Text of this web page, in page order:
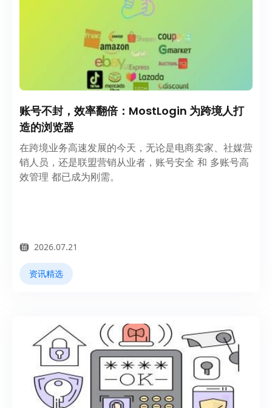
账号不封，效率翻倍：MostLogin 为跨境人打
造的浏览器
在跨境业务高速发展的今天，无论是电商卖家、社媒营
销人员，还是联盟营销从业者，账号安全 和 多账号高
效管理 都已成为刚需。
2026.07.21
资讯精选